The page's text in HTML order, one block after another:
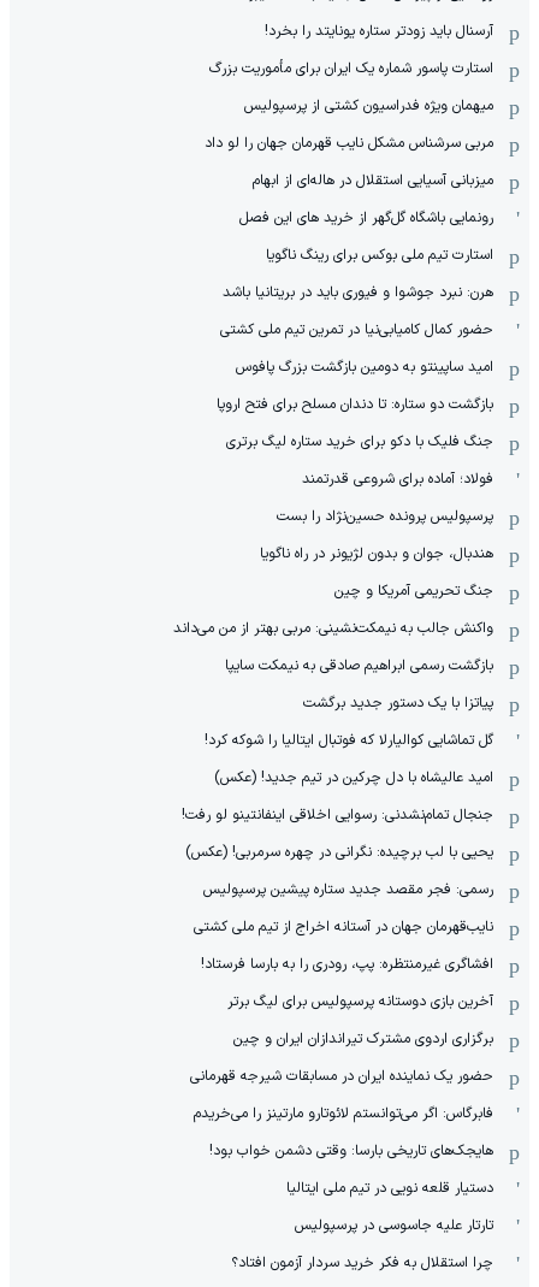
آرسنال باید زودتر ستاره یونایتد را بخرد!
استارت پاسور شماره یک ایران برای مأموریت بزرگ
میهمان ویژه فدراسیون کشتی از پرسپولیس
مربی سرشناس مشکل نایب قهرمان جهان را لو داد
میزبانی آسیایی استقلال در هاله‌ای از ابهام
رونمایی باشگاه گل‌گهر از خرید های این فصل
استارت تیم ملی بوکس برای رینگ ناگویا
هرن: نبرد جوشوا و فیوری باید در بریتانیا باشد
حضور کمال کامیابی‌نیا در تمرین تیم ملی کشتی
امید ساپینتو به دومین بازگشت بزرگ پافوس
بازگشت دو ستاره: تا دندان مسلح برای فتح اروپا
جنگ فلیک با دکو برای خرید ستاره لیگ برتری
فولاد؛ آماده برای شروعی قدرتمند
پرسپولیس پرونده حسین‌نژاد را بست
هندبال، جوان و بدون لژیونر در راه ناگویا
جنگ تحریمی آمریکا و چین
واکنش جالب به نیمکت‌نشینی: مربی بهتر از من می‌داند
بازگشت رسمی ابراهیم صادقی به نیمکت سایپا
پیاتزا با یک دستور جدید برگشت
گل تماشایی کوالیارلا که فوتبال ایتالیا را شوکه کرد!
امید عالیشاه با دل چرکین در تیم جدید! (عکس)
جنجال تمام‌نشدنی:‌ رسوایی اخلاقی اینفانتینو لو رفت!
یحیی با لب برچیده: نگرانی در چهره سرمربی! (عکس)
رسمی: فجر مقصد جدید ستاره پیشین پرسپولیس
نایب‌قهرمان جهان در آستانه اخراج از تیم ملی کشتی
افشاگری غیرمنتظره: پپ، رودری را به بارسا فرستاد!
آخرین بازی دوستانه پرسپولیس برای لیگ برتر
برگزاری اردوی مشترک تیراندازان ایران و چین
حضور یک نماینده ایران در مسابقات شیرجه قهرمانی
فابرگاس: اگر می‌توانستم لائوتارو مارتینز را می‌خریدم
هایجک‌های تاریخی بارسا: وقتی دشمن خواب بود!
دستیار قلعه نویی در تیم ملی ایتالیا
تارتار علیه جاسوسی در پرسپولیس
چرا استقلال به فکر خرید سردار آزمون افتاد؟